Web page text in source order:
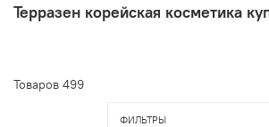
Терразен корейская косметика
Товаров 499
ФИЛЬТРЫ